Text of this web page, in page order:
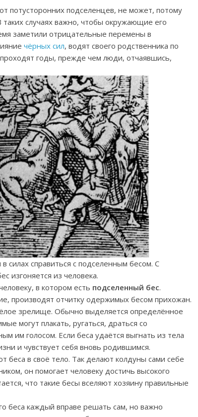
потусторонних подселенцев, не может, потому
случаях важно, чтобы окружающие его
заметили отрицательные перемены в
чёрных сил, водят своего родственника по
годы, прежде чем люди, отчаявшись,
силах справиться с подселенным бесом. С
изгоняется из человека.
в котором есть подселенный бес.
производят отчитку одержимых бесом прихожан.
зрелище. Обычно выделяется определённое
могут плакать, ругаться, драться со
им голосом. Если беса удаётся выгнать из тела
и чувствует себя вновь родившимся.
беса в своё тело. Так делают колдуны сами себе
он помогает человеку достичь высокого
что такие бесы вселяют хозяину правильные
беса каждый вправе решать сам, но важно